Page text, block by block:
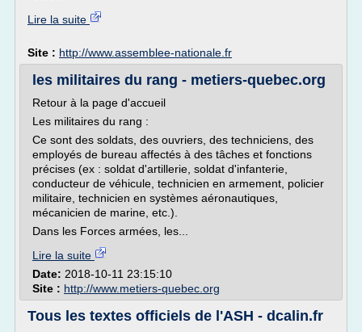
Lire la suite
Site : http://www.assemblee-nationale.fr
les militaires du rang - metiers-quebec.org
Retour à la page d'accueil
Les militaires du rang :
Ce sont des soldats, des ouvriers, des techniciens, des
employés de bureau affectés à des tâches et fonctions
précises (ex : soldat d'artillerie, soldat d'infanterie,
conducteur de véhicule, technicien en armement, policier
militaire, technicien en systèmes aéronautiques,
mécanicien de marine, etc.).
Dans les Forces armées, les...
Lire la suite
Date: 2018-10-11 23:15:10
Site : http://www.metiers-quebec.org
Tous les textes officiels de l'ASH - dcalin.fr